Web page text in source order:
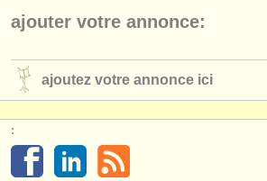
ajouter votre annonce:
ajoutez votre annonce ici
: